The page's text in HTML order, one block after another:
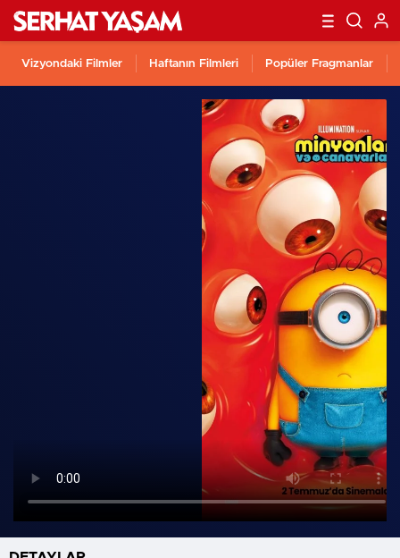
Vizyondaki Filmler Haftanın Filmleri Popüler Fragmanlar